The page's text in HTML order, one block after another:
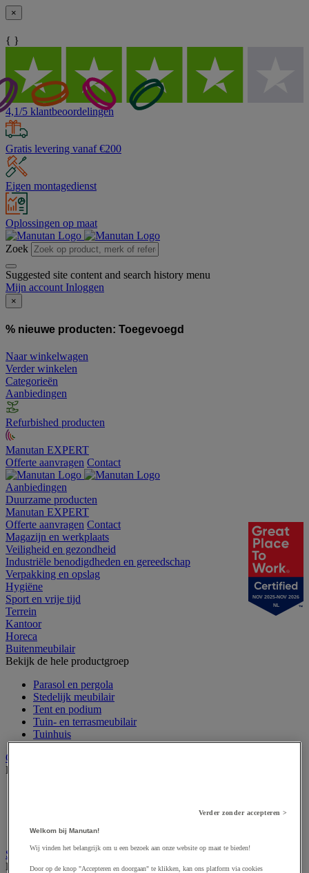
×
{ }
4,1/5 klantbeoordelingen
Gratis levering vanaf €200
Eigen montagedienst
Oplossingen op maat
Zoek
Suggested site content and search history menu
Mijn account Inloggen
×
% nieuwe producten: Toegevoegd
Naar winkelwagen
Verder winkelen
Categorieën
Aanbiedingen
Refurbished producten
Manutan EXPERT
Offerte aanvragen Contact
Aanbiedingen
Duurzame producten
Manutan EXPERT
Offerte aanvragen Contact
Magazijn en werkplaats
Veiligheid en gezondheid
Industriële benodigdheden en gereedschap
Verpakking en opslag
Hygiëne
Sport en vrije tijd
Terrein
Kantoor
Horeca
Buitenmeubilair
Bekijk de hele productgroep
Parasol en pergola
Stedelijk meubilair
Tent en podium
Tuin- en terrasmeubilair
Tuinhuis
Gevelvlaggen
Bekijk de hele productgroep
Windzak
Stedelijke overkapping
Bekijk de hele productgroep
NOV 2025-NOV 2026
NL
Verder zonder accepteren >
Welkom bij Manutan!
Wij vinden het belangrijk om u een bezoek aan onze website op maat te bieden!
Door op de knop "Accepteren en doorgaan" te klikken, kan ons platform via cookies